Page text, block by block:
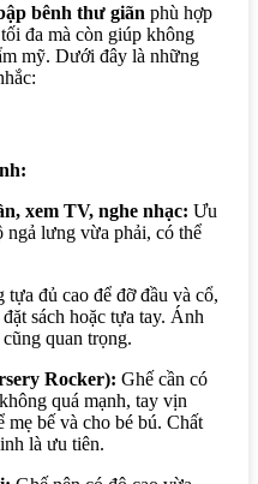
bênh thư giãn phù hợp
đa mà còn giúp không
mỹ. Dưới đây là những
xem TV, nghe nhạc: Ưu
ngả lưng vừa phải, có thể
tựa đủ cao để đỡ đầu và cổ,
sách hoặc tựa tay. Ánh
quan trọng.
Rocker): Ghế cần có
quá mạnh, tay vịn
mẹ bế và cho bé bú. Chất
là ưu tiên.